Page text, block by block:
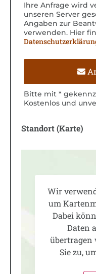
Ihre Anfrage wird
unseren Server
Angaben zur
verwenden. Hier
Bitte mit *
Kostenlos und
Standort (Karte)
Wir
um
Dabei
Daten
übertragen
Sie zu,